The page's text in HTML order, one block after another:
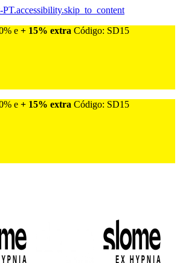
e + 15% extra Código: SD15
e + 15% extra Código: SD15